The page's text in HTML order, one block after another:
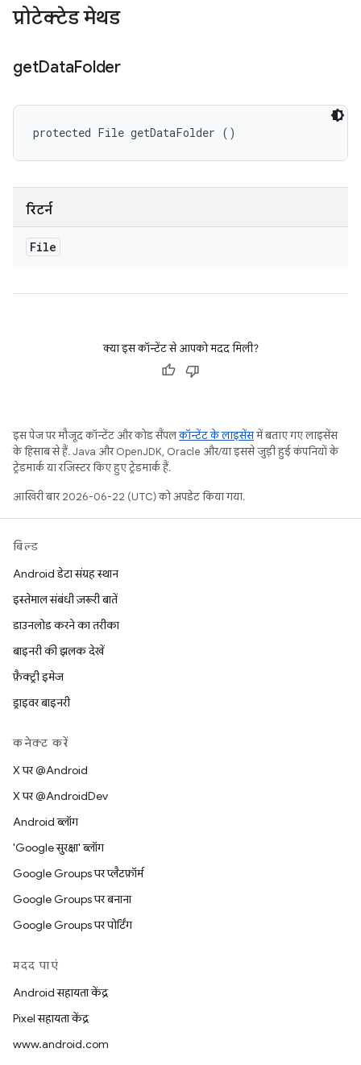
प्रोटेक्टेड मेथड
getDataFolder
protected File getDataFolder ()
रिटर्न
File
क्या इस कॉन्टेंट से आपको मदद मिली?
इस पेज पर मौजूद कॉन्टेंट और कोड सैंपलकॉन्टेंट के लाइसेंसमें बताए गए लाइसेंस
के हिसाब से हैं. Java और OpenJDK, Oracle और/या इससे जुड़ी हुई कंपनियों के
ट्रेडमार्क या रजिस्टर किए हुए ट्रेडमार्क हैं.
आखिरी बार 2026-06-22 (UTC) को अपडेट किया गया.
बिल्ड
Android डेटा संग्रह स्थान
इस्तेमाल संबंधी ज़रूरी बातें
डाउनलोड करने का तरीका
बाइनरी की झलक देखें
फ़ैक्ट्री इमेज
ड्राइवर बाइनरी
कनेक्ट करें
X पर @Android
X पर @AndroidDev
Android ब्लॉग
'Google सुरक्षा' ब्लॉग
Google Groups पर प्लैटफ़ॉर्म
Google Groups पर बनाना
Google Groups पर पोर्टिंग
मदद पाएं
Android सहायता केंद्र
Pixel सहायता केंद्र
www.android.com